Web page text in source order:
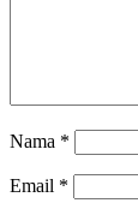
Nama *
Email *